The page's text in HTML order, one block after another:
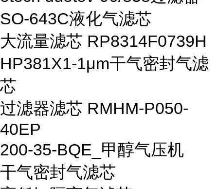
SO-643C液化气滤芯
大流量滤芯 RP8314F0739H
HP381X1-1μm干气密封气滤
芯
过滤器滤芯 RMHM-P050-
40EP
200-35-BQE_甲醇气压机
干气密封气滤芯